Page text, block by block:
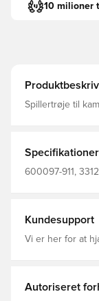
10 milioner
Spillertrøje til
Specifikationer
600097-911,
Kundesupport
Vi er her for at
Autoriseret